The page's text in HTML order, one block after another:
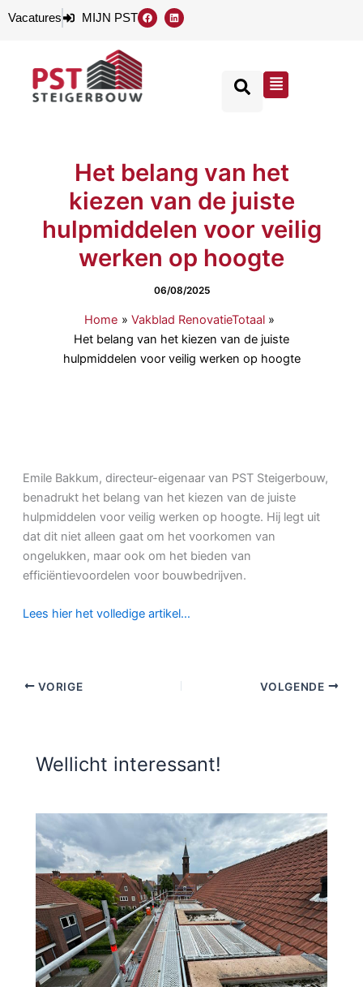
inhoud
Vacatures MIJN PST
F
a
c
L
i
n
Flyout
Het belang van het
kiezen van de juiste
hulpmiddelen voor veilig
werken op hoogte
06/08/2025
Home
Vakblad RenovatieTotaal
Het belang van het kiezen van de juiste
hulpmiddelen voor veilig werken op hoogte
Emile Bakkum, directeur-eigenaar van PST Steigerbouw,
benadrukt het belang van het kiezen van de juiste
hulpmiddelen voor veilig werken op hoogte. Hij legt uit
dat dit niet alleen gaat om het voorkomen van
ongelukken, maar ook om het bieden van
efficiëntievoordelen voor bouwbedrijven.
Lees hier het volledige artikel…
VORIGE VOLGENDE
Wellicht interessant!